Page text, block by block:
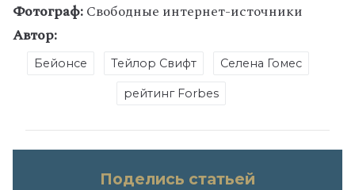
Фотограф:Свободные интернет-источники
Автор:
Бейонсе Тейлор Свифт Селена Гомес
рейтинг Forbes
Поделись статьей